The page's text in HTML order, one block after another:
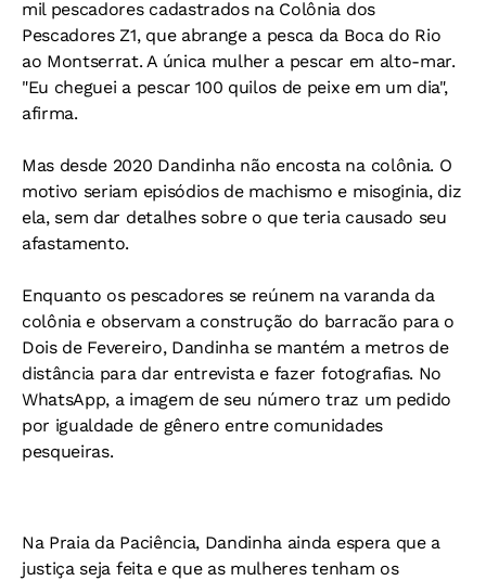
mil pescadores cadastrados na Colônia dos
Pescadores Z1, que abrange a pesca da Boca do Rio
ao Montserrat. A única mulher a pescar em alto-mar.
"Eu cheguei a pescar 100 quilos de peixe em um dia",
afirma.
Mas desde 2020 Dandinha não encosta na colônia. O
motivo seriam episódios de machismo e misoginia, diz
ela, sem dar detalhes sobre o que teria causado seu
afastamento.
Enquanto os pescadores se reúnem na varanda da
colônia e observam a construção do barracão para o
Dois de Fevereiro, Dandinha se mantém a metros de
distância para dar entrevista e fazer fotografias. No
WhatsApp, a imagem de seu número traz um pedido
por igualdade de gênero entre comunidades
pesqueiras.
Na Praia da Paciência, Dandinha ainda espera que a
justiça seja feita e que as mulheres tenham os